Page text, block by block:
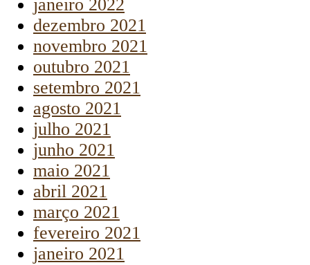
janeiro 2022
dezembro 2021
novembro 2021
outubro 2021
setembro 2021
agosto 2021
julho 2021
junho 2021
maio 2021
abril 2021
março 2021
fevereiro 2021
janeiro 2021